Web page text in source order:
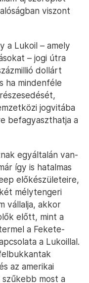
viszont
a Lukoil – amely
– jogi útra
dollárt
ha mindenféle
jogvitába
befagyaszthatja a
egyáltalán van-
így is hatalmas
előkészületeire,
mélytengeri
vállalja, akkor
előtt, mint a
a Fekete-
a Lukoillal.
az amerikai
most a